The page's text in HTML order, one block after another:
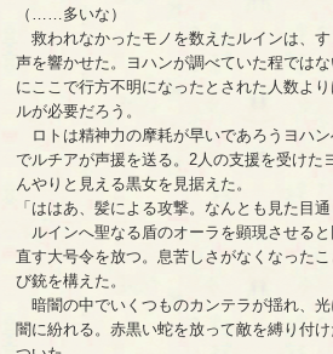
（……多いな）
救われなかったモノを数えたルインは、
声を響かせた。ヨハンが調べていた程では
にここで行方不明になったとされた人数よ
ルが必要だろう。
ロトは精神力の摩耗が早いであろうヨハ
でルチアが声援を送る。2人の支援を受けた
んやりと見える黒女を見据えた。
「ははあ、髪による攻撃。なんとも見た目通
ルインへ聖なる盾のオーラを顕現させる
直す大号令を放つ。息苦しさがなくなった
び銃を構えた。
暗闇の中でいくつものカンテラが揺れ、
闇に紛れる。赤黒い蛇を放って敵を縛り付